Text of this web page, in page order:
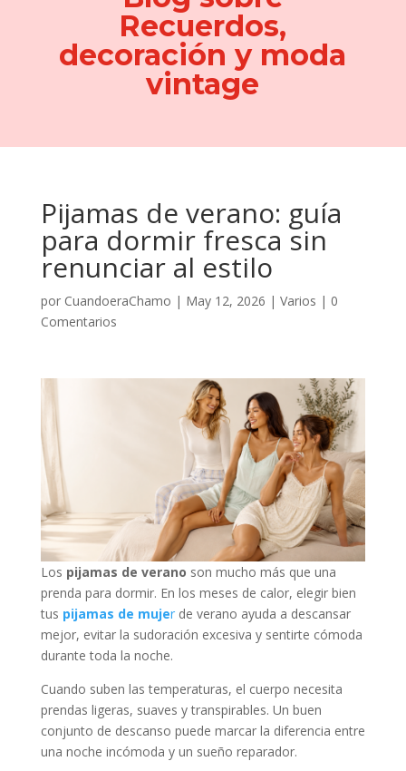
Recuerdos,
decoración y moda
vintage
Pijamas de verano: guía
para dormir fresca sin
renunciar al estilo
por CuandoeraChamo | May 12, 2026 | Varios | 0
Comentarios
Los pijamas de verano son mucho más que una
prenda para dormir. En los meses de calor, elegir bien
tus pijamas de mujerde verano ayuda a descansar
mejor, evitar la sudoración excesiva y sentirte cómoda
durante toda la noche.
Cuando suben las temperaturas, el cuerpo necesita
prendas ligeras, suaves y transpirables. Un buen
conjunto de descanso puede marcar la diferencia entre
una noche incómoda y un sueño reparador.